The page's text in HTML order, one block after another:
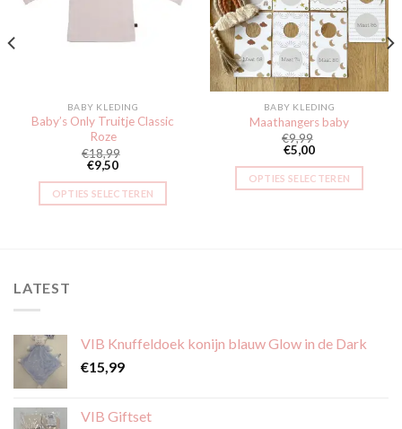
verlanglijst
BABY KLEDING
Baby’s Only Truitje Classic
Roze
€18,99
€9,50
OPTIES SELECTEREN
kan
gekozen
de
verlanglijst
BABY KLEDING
Maathangers baby
€9,99
€5,00
OPTIES SELECTEREN
gekozen
LATEST
VIB Knuffeldoek konijn blauw Glow in de Dark
€15,99
VIB Giftset